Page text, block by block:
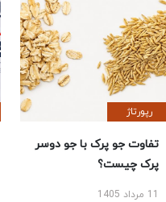
رپورتاژ
تفاوت جو پرک با جو دوسر
پرک چیست؟
11 مرداد 1405